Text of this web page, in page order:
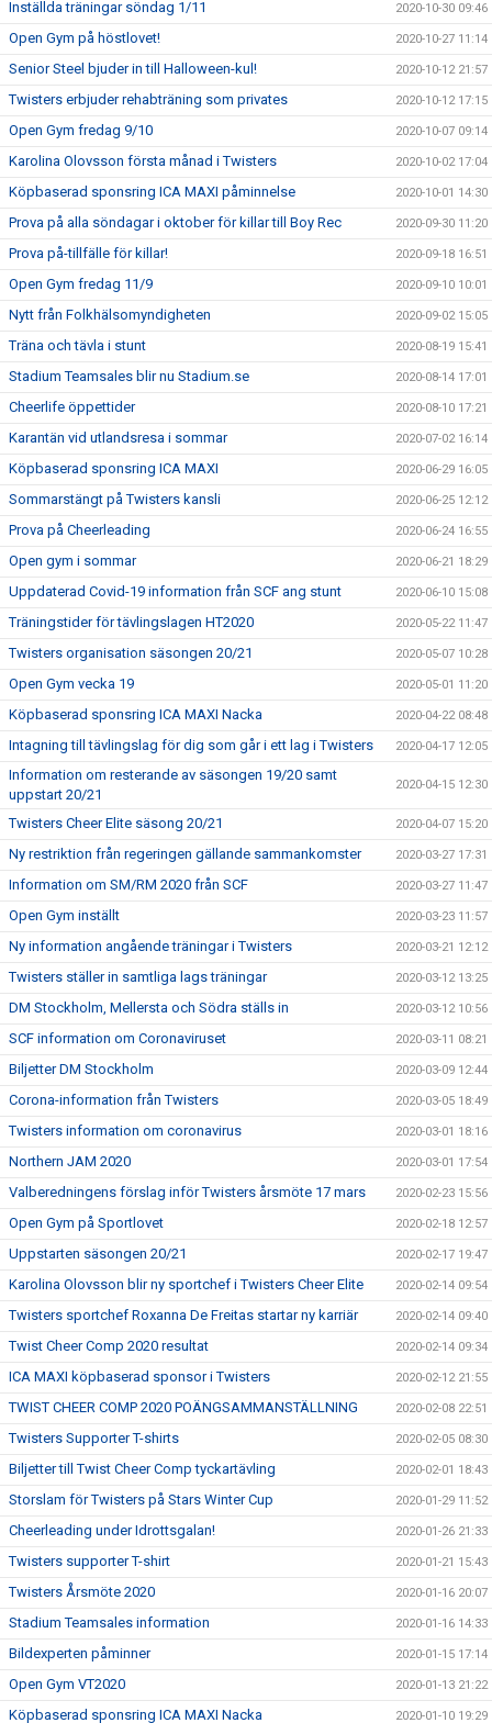
Inställda träningar söndag 1/11 2020-10-30 09:46
Open Gym på höstlovet! 2020-10-27 11:14
Senior Steel bjuder in till Halloween-kul! 2020-10-12 21:57
Twisters erbjuder rehabträning som privates 2020-10-12 17:15
Open Gym fredag 9/10 2020-10-07 09:14
Karolina Olovsson första månad i Twisters 2020-10-02 17:04
Köpbaserad sponsring ICA MAXI påminnelse 2020-10-01 14:30
Prova på alla söndagar i oktober för killar till Boy Rec 2020-09-30 11:20
Prova på-tillfälle för killar! 2020-09-18 16:51
Open Gym fredag 11/9 2020-09-10 10:01
Nytt från Folkhälsomyndigheten 2020-09-02 15:05
Träna och tävla i stunt 2020-08-19 15:41
Stadium Teamsales blir nu Stadium.se 2020-08-14 17:01
Cheerlife öppettider 2020-08-10 17:21
Karantän vid utlandsresa i sommar 2020-07-02 16:14
Köpbaserad sponsring ICA MAXI 2020-06-29 16:05
Sommarstängt på Twisters kansli 2020-06-25 12:12
Prova på Cheerleading 2020-06-24 16:55
Open gym i sommar 2020-06-21 18:29
Uppdaterad Covid-19 information från SCF ang stunt 2020-06-10 15:08
Träningstider för tävlingslagen HT2020 2020-05-22 11:47
Twisters organisation säsongen 20/21 2020-05-07 10:28
Open Gym vecka 19 2020-05-01 11:20
Köpbaserad sponsring ICA MAXI Nacka 2020-04-22 08:48
Intagning till tävlingslag för dig som går i ett lag i Twisters 2020-04-17 12:05
Information om resterande av säsongen 19/20 samt
uppstart 20/21
2020-04-15 12:30
Twisters Cheer Elite säsong 20/21 2020-04-07 15:20
Ny restriktion från regeringen gällande sammankomster 2020-03-27 17:31
Information om SM/RM 2020 från SCF 2020-03-27 11:47
Open Gym inställt 2020-03-23 11:57
Ny information angående träningar i Twisters 2020-03-21 12:12
Twisters ställer in samtliga lags träningar 2020-03-12 13:25
DM Stockholm, Mellersta och Södra ställs in 2020-03-12 10:56
SCF information om Coronaviruset 2020-03-11 08:21
Biljetter DM Stockholm 2020-03-09 12:44
Corona-information från Twisters 2020-03-05 18:49
Twisters information om coronavirus 2020-03-01 18:16
Northern JAM 2020 2020-03-01 17:54
Valberedningens förslag inför Twisters årsmöte 17 mars 2020-02-23 15:56
Open Gym på Sportlovet 2020-02-18 12:57
Uppstarten säsongen 20/21 2020-02-17 19:47
Karolina Olovsson blir ny sportchef i Twisters Cheer Elite 2020-02-14 09:54
Twisters sportchef Roxanna De Freitas startar ny karriär 2020-02-14 09:40
Twist Cheer Comp 2020 resultat 2020-02-14 09:34
ICA MAXI köpbaserad sponsor i Twisters 2020-02-12 21:55
TWIST CHEER COMP 2020 POÄNGSAMMANSTÄLLNING 2020-02-08 22:51
Twisters Supporter T-shirts 2020-02-05 08:30
Biljetter till Twist Cheer Comp tyckartävling 2020-02-01 18:43
Storslam för Twisters på Stars Winter Cup 2020-01-29 11:52
Cheerleading under Idrottsgalan! 2020-01-26 21:33
Twisters supporter T-shirt 2020-01-21 15:43
Twisters Årsmöte 2020 2020-01-16 20:07
Stadium Teamsales information 2020-01-16 14:33
Bildexperten påminner 2020-01-15 17:14
Open Gym VT2020 2020-01-13 21:22
Köpbaserad sponsring ICA MAXI Nacka 2020-01-10 19:29